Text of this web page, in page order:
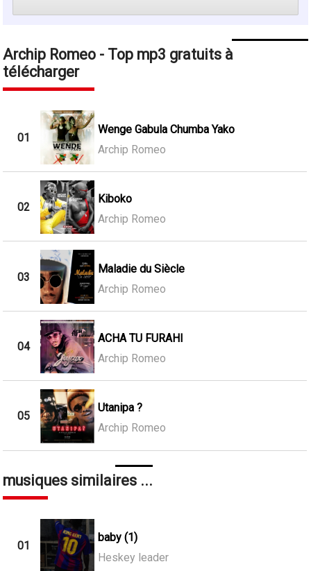
Archip Romeo - Top mp3 gratuits à
télécharger
01
Wenge Gabula Chumba Yako
Archip Romeo
02
Kiboko
Archip Romeo
03
Maladie du Siècle
Archip Romeo
04
ACHA TU FURAHI
Archip Romeo
05
Utanipa ?
Archip Romeo
musiques similaires ...
01
baby (1)
Heskey leader